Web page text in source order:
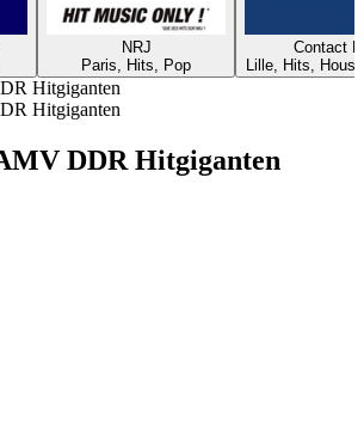
NRJ
Paris, Hits, Pop
Contact
Lille, Hits,
Hitgiganten
Hitgiganten
DDR Hitgiganten